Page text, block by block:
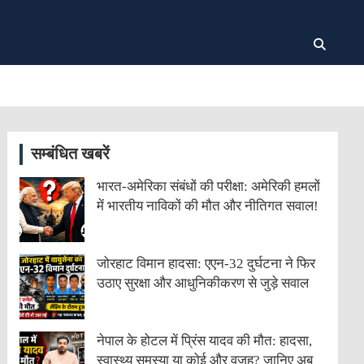
सम्बंधित खबरें
भारत-अमेरिका संबंधों की परीक्षा: अमेरिकी हमलों
में भारतीय नाविकों की मौत और नीतिगत सवाल!
जोरहाट विमान हादसा: एएन-32 दुर्घटना ने फिर
उठाए सुरक्षा और आधुनिकीकरण से जुड़े सवाल
नेपाल के होटल में प्रिंस यादव की मौत: हादसा,
स्वास्थ्य समस्या या कोई और वजह? जानिए अब